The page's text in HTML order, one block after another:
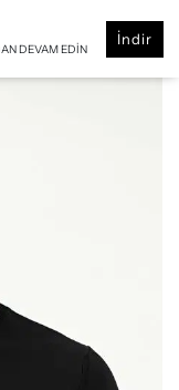
DEVAM EDIN
İndir